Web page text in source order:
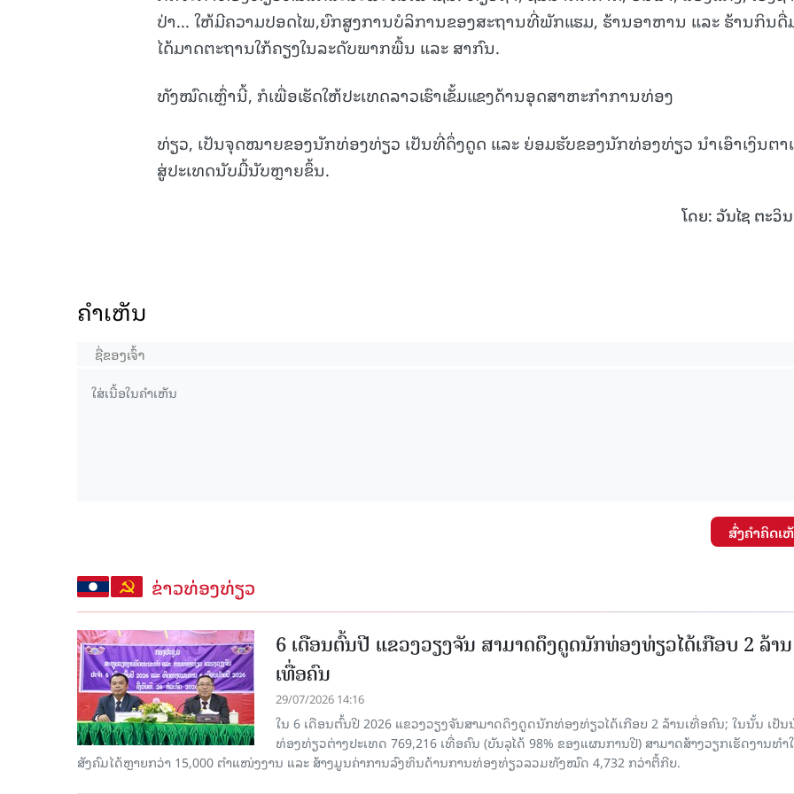
ປ່າ... ໃຫ້ມີຄວາມປອດໄພ,ຍົກສູງການບໍລິການຂອງສະຖານທີ່ພັກແຮມ, ຮ້ານອາຫານ ແລະ ຮ້ານກິນດື່
ໄດ້ມາດຕະຖານໃກ້ຄຽງໃນລະດັບພາກພື້ນ ແລະ ສາກົນ.
ທັງໝົດເຫຼົ່ານີ້, ກໍເພື່ອເຮັດໃຫ້ປະເທດລາວເຮົາເຂັ້ມແຂງດ້ານອຸດສາຫະກໍາການທ່ອງ
ທ່ຽວ, ເປັນຈຸດໝາຍຂອງນັກທ່ອງທ່ຽວ ເປັນທີ່ດຶ່ງດູດ ແລະ ຍ່ອມຮັບຂອງນັກທ່ອງທ່ຽວ ນໍາເອົາເງິນຕາ
ສູ່ປະເທດນັບມື້ນັບຫຼາຍຂຶ້ນ.
ໂດຍ: ວັນໄຊ ຕະວິ
ຄໍາເຫັນ
ສົ່ງຄໍາຄິດເ
ຂ່າວທ່ອງທ່ຽວ
6 ເດືອນຕົ້ນປີ ແຂວງວຽງຈັນ ສາມາດດຶງດູດນັກທ່ອງທ່ຽວໄດ້ເກືອບ 2 ລ້ານ
ເທື່ອຄົນ
29/07/2026 14:16
ໃນ 6 ເດືອນຕົ້ນປີ 2026 ແຂວງວຽງຈັນສາມາດດຶງດູດນັກທ່ອງທ່ຽວໄດ້ເກືອບ 2 ລ້ານເທື່ອຄົນ; ໃນນັ້ນ ເປັນ
ທ່ອງທ່ຽວຕ່າງປະເທດ 769,216 ເທື່ອຄົນ (ບັນລຸໄດ້ 98% ຂອງແຜນການປີ) ສາມາດສ້າງວຽກເຮັດງານທຳ
ສັງຄົມໄດ້ຫຼາຍກວ່າ 15,000 ຕຳແໜ່ງງານ ແລະ ສ້າງມູນຄ່າການລົງທຶນດ້ານການທ່ອງທ່ຽວລວມທັງໝົດ 4,732 ກວ່າຕື້ກີບ.